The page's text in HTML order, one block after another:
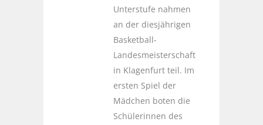
Unterstufe nahmen
an der diesjährigen
Basketball-
Landesmeisterschaft
in Klagenfurt teil. Im
ersten Spiel der
Mädchen boten die
Schülerinnen des